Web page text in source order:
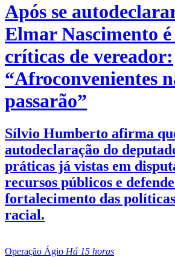
Após se
Elmar Nascimento
críticas de vereador:
“Afroconvenientes
passarão”
Sílvio Humberto afirma
autodeclaração do
práticas já vistas em
recursos públicos e
fortalecimento das
racial.
Operação Ágio Há 15 horas